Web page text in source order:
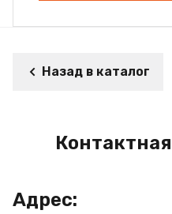
Назад в каталог
Адрес: